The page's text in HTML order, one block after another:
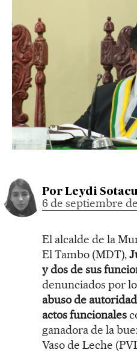
Por Leydi
6 de septiembre
El alcalde de la
El Tambo (MDT),
y dos de sus
denunciados por
abuso de
actos funcionales
ganadora de la
Vaso de Leche